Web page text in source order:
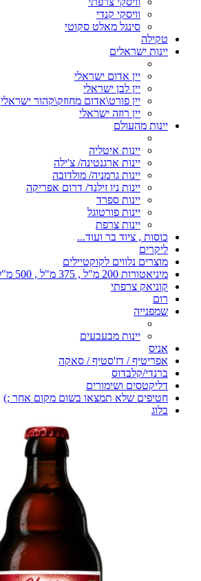
וויסקי קנדי
סינגל מאלט סקוטי
טקילה
יינות ישראלים
יין אדום ישראלי
יין לבן ישראלי
יין פורט\אדום מחוזק\קהור ישראלי
יין רוזה ישראלי
יינות מהעולם
יינות איטליה
יינות ארגנטינה/ צ'ילה
יינות גרמניה/ מולדובה
יינות ניו זילנד/ דרום אפריקה
יינות ספרד
יינות פורטוגל
יינות צרפת
כוסות , ציוד בר ועוד...
ליקרים
מוצרים נלווים לקוקטיילים
מיניאטורות 200 מ"ל , 375 מ"ל , 500 מ"ל
קוניאק צרפתי
רום
שמפנייה
יינות מבעבעים
אניס
אפריטיף / דז'סטיף / סאקה
ברנדי/קלבדוס
דליקטסים ושימורים
חטיפים שלא תמצאו בשום מקום אחר ;)
בלוג